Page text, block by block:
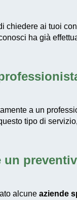
chiedere ai tuoi
ha già
a un
tipo di
un
alcune aziende